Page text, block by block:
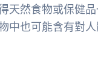
天然食物或保健
中也可能含有對